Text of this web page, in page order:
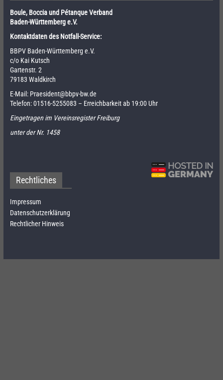
Boule, Boccia und Pétanque Verband
Baden-Württemberg e.V.
Kontaktdaten des Notfall-Service:
BBPV Baden-Württemberg e.V.
c/o Kai Kutsch
Gartenstr. 2
79183 Waldkirch
E-Mail: Praesident@bbpv-bw.de
Telefon:01516-5255083 – Erreichbarkeit ab 19:00 Uhr
Eingetragen im Vereinsregister Freiburg
unter der Nr. 1458
Rechtliches
Impressum
Datenschutzerklärung
Rechtlicher Hinweis